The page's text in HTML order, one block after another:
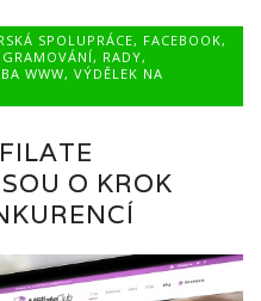
SPOLUPRÁCE, FACEBOOK,
, RADY,
WWW,VÝDĚLEK NA
O KROK